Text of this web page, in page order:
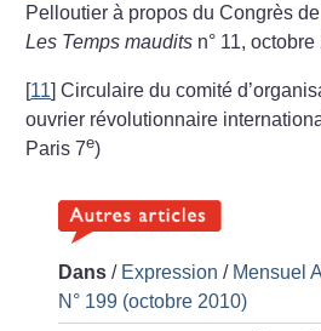
Pelloutier à propos du Congrès
Les Temps maudits n° 11, octobre
[11]Circulaire du comité
ouvrier révolutionnaire
Paris 7e)
Dans / Expression / Mensuel
N° 199 (octobre 2010)